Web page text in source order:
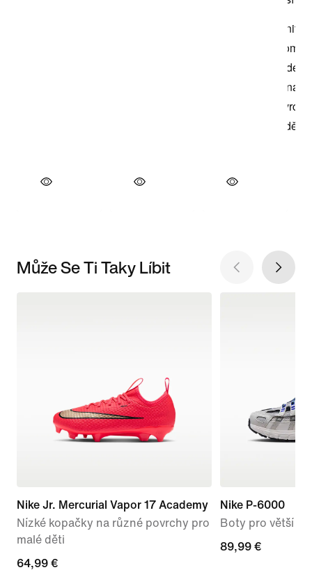
Může Se Ti Taky Líbit
Nike Jr. Mercurial Vapor 17 Academy
Nízké kopačky na různé povrchy pro
malé děti
64,99 €
64,99 €
Nike P-6000
Boty pro větší
89,99 €
89,99 €